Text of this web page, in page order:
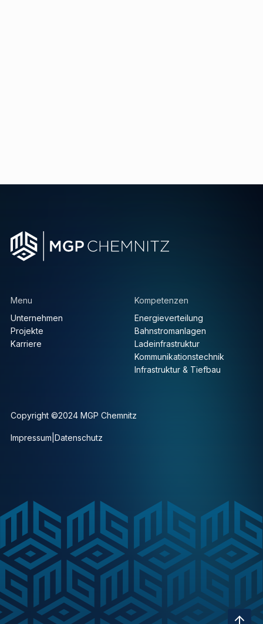
Menu
Unternehmen
Projekte
Karriere
Kompetenzen
Energieverteilung
Bahnstromanlagen
Ladeinfrastruktur
Kommunikationstechnik
Infrastruktur & Tiefbau
Copyright ©2024 MGP Chemnitz
Impressum Datenschutz